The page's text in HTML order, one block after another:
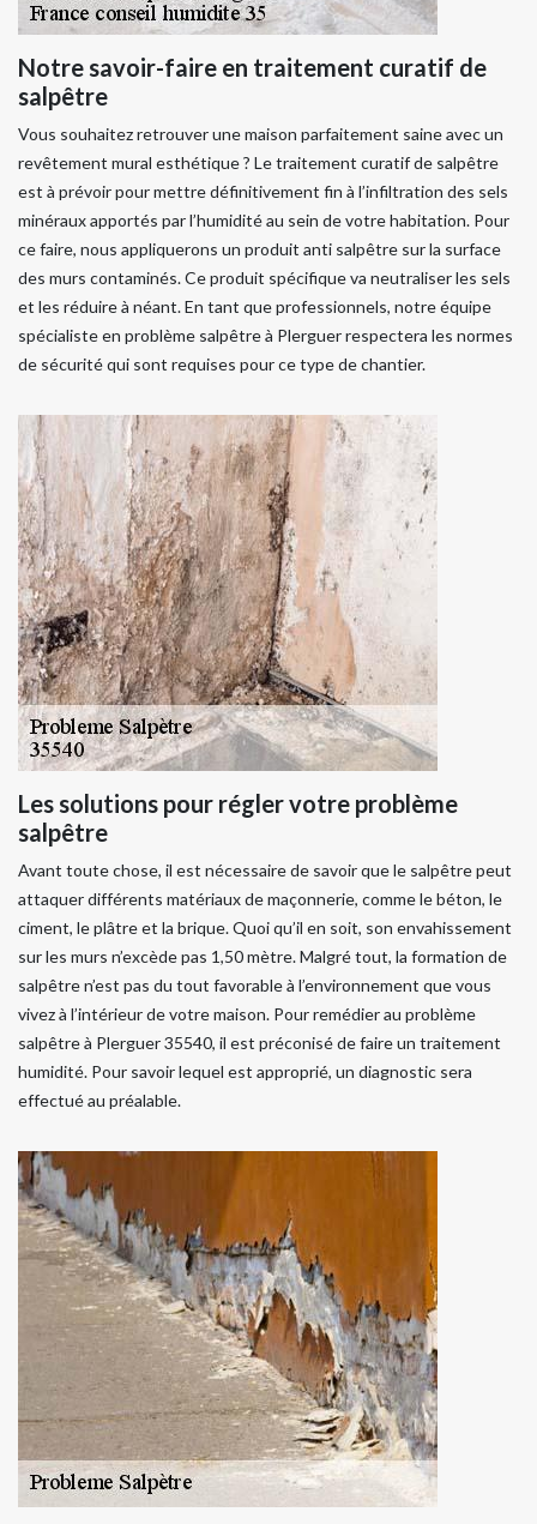
Notre savoir-faire en traitement curatif de
salpêtre
Vous souhaitez retrouver une maison parfaitement saine avec un
revêtement mural esthétique ? Le traitement curatif de salpêtre
est à prévoir pour mettre définitivement fin à l’infiltration des sels
minéraux apportés par l’humidité au sein de votre habitation. Pour
ce faire, nous appliquerons un produit anti salpêtre sur la surface
des murs contaminés. Ce produit spécifique va neutraliser les sels
et les réduire à néant. En tant que professionnels, notre équipe
spécialiste en problème salpêtre à Plerguer respectera les normes
de sécurité qui sont requises pour ce type de chantier.
Les solutions pour régler votre problème
salpêtre
Avant toute chose, il est nécessaire de savoir que le salpêtre peut
attaquer différents matériaux de maçonnerie, comme le béton, le
ciment, le plâtre et la brique. Quoi qu’il en soit, son envahissement
sur les murs n’excède pas 1,50 mètre. Malgré tout, la formation de
salpêtre n’est pas du tout favorable à l’environnement que vous
vivez à l’intérieur de votre maison. Pour remédier au problème
salpêtre à Plerguer 35540, il est préconisé de faire un traitement
humidité. Pour savoir lequel est approprié, un diagnostic sera
effectué au préalable.